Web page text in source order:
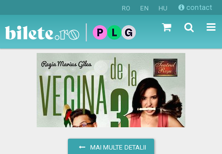
RO EN HU contact
MAI MULTE DETALII